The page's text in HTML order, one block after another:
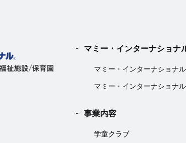
マミー・インターナショナ
マミー・インターナショナ
マミー・インターナショナ
事業内容
学童クラブ